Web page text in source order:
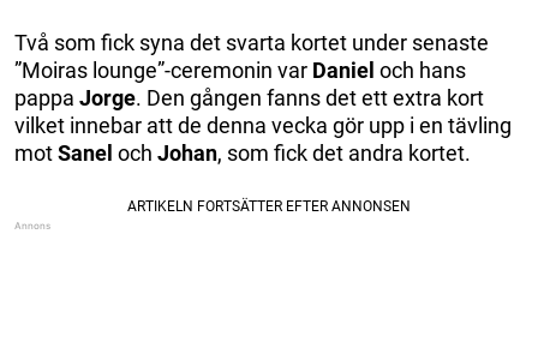
Två som fick syna det svarta kortet under senaste
”Moiras lounge”-ceremonin var Daniel och hans
pappa Jorge. Den gången fanns det ett extra kort
vilket innebar att de denna vecka gör upp i en tävling
motSanel och Johan, som fick det andra kortet.